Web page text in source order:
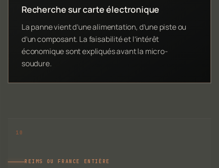
Recherche sur carte électronique
La panne vient d’une alimentation, d’une piste ou
d’un composant. La faisabilité et l’intérêt
économique sont expliqués avant la micro-
soudure.
REIMS OU FRANCE ENTIÈRE